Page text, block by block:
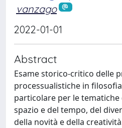
vanzago
2022-01-01
Abstract
Esame storico-critico delle
processualistiche in
particolare per le
spazio e del tempo, del
della novità e della